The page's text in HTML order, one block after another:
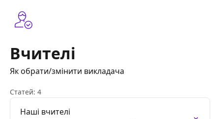
Вчителі
Як обрати/змінити викладача
Статей: 4
Наші вчителі